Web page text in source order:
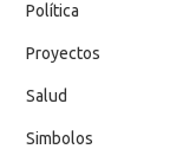
Política
Proyectos
Salud
Simbolos